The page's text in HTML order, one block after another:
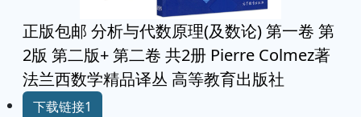
正版包邮 分析与代数原理(及数论) 第一卷 第
2版 第二版+ 第二卷 共2册 Pierre Colmez著
法兰西数学精品译丛 高等教育出版社
下载链接1